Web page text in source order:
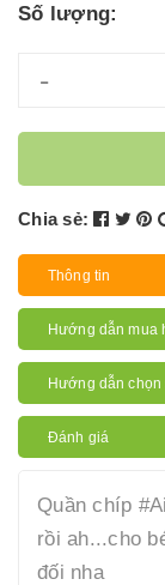
Số lượng:
-
Chia sẻ:
Thông tin
Hướng dẫn mua
Hướng dẫn chọn
Đánh giá
Quần chíp
rồi ah...cho
đối nha